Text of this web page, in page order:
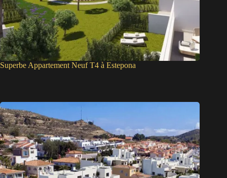
Superbe Appartement Neuf T4 à Estepona